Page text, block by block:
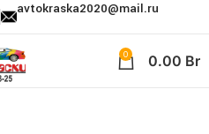
avtokraska2020@mail.ru
0 0.00 Br